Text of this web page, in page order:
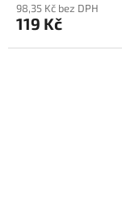
98,35 Kč bez DPH
119 Kč